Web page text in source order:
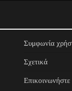
Συμφωνία
Σχετικά
Επικοινωνήστε